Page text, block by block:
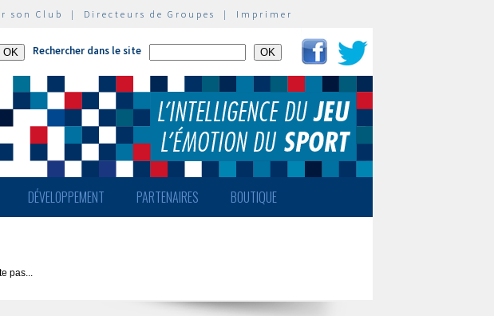
son Club | Directeurs de Groupes | Imprimer
Rechercher dans le site
DÉVELOPPEMENT PARTENAIRES BOUTIQUE
pas...